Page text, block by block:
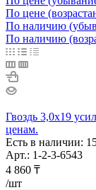
По цене
По наличию
По наличию
Гвоздь 3,0х19
ценам.
Есть в наличии:
Арт.: 1-2-3-6543
4 860 ₸
/шт